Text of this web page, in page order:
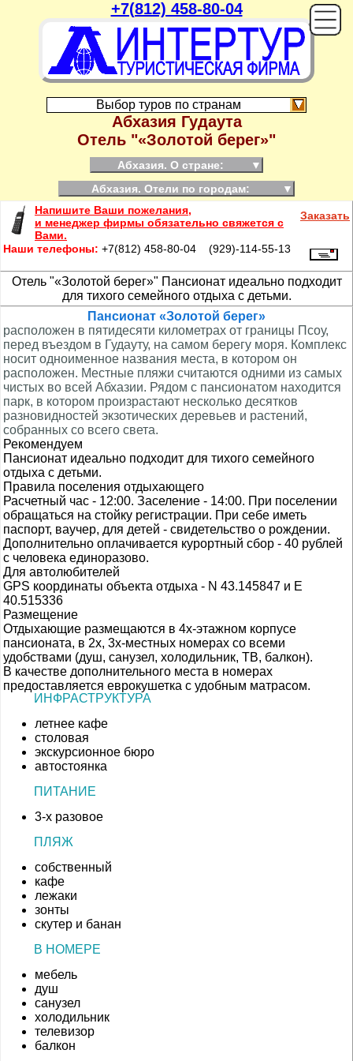
+7(812) 458-80-04
Выбор туров по странам
Абхазия Гудаута
Отель "«Золотой берег»"
Абхазия. О стране:
▼
Абхазия. Отели по городам:
▼
Напишите Ваши пожелания,
и менеджер фирмы обязательно свяжется с
Вами.
Наши телефоны: +7(812) 458-80-04 (929)-114-55-13
Заказать
Отель "«Золотой берег»" Пансионат идеально подходит
для тихого семейного отдыха с детьми.
Пансионат «Золотой берег»
расположен в пятидесяти километрах от границы Псоу,
перед въездом в Гудауту, на самом берегу моря. Комплекс
носит одноименное названия места, в котором он
расположен. Местные пляжи считаются одними из самых
чистых во всей Абхазии. Рядом с пансионатом находится
парк, в котором произрастают несколько десятков
разновидностей экзотических деревьев и растений,
собранных со всего света.
Рекомендуем
Пансионат идеально подходит для тихого семейного
отдыха с детьми.
Правила поселения отдыхающего
Расчетный час - 12:00. Заселение - 14:00. При поселении
обращаться на стойку регистрации. При себе иметь
паспорт, ваучер, для детей - свидетельство о рождении.
Дополнительно оплачивается курортный сбор - 40 рублей
с человека единоразово.
Для автолюбителей
GPS координаты объекта отдыха - N 43.145847 и E
40.515336
Размещение
Отдыхающие размещаются в 4х-этажном корпусе
пансионата, в 2х, 3х-местных номерах со всеми
удобствами (душ, санузел, холодильник, ТВ, балкон).
В качестве дополнительного места в номерах
предоставляется еврокушетка с удобным матрасом.
ИНФРАСТРУКТУРА
летнее кафе
столовая
экскурсионное бюро
автостоянка
ПИТАНИЕ
3-х разовое
ПЛЯЖ
собственный
кафе
лежаки
зонты
скутер и банан
В НОМЕРЕ
мебель
душ
санузел
холодильник
телевизор
балкон